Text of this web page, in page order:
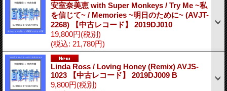
安室奈美恵 with Super Monkeys / Try Me ~私
を信じて~ / Memories ~明日のために~ (AVJT-
2268) 【中古レコード】 2019DJ010
19,800円(税別)
(税込: 21,780円)
Linda Ross / Loving Honey (Remix) AVJS-
1023 【中古レコード】 2019DJ009 B
9,800円(税別)